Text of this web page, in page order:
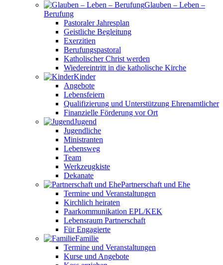
Glauben – Leben –
Berufung
Pastoraler Jahresplan
Geistliche Begleitung
Exerzitien
Berufungspastoral
Katholischer Christ werden
Wiedereintritt in die katholische Kirche
Kinder
Angebote
Lebensfeiern
Qualifizierung und Unterstützung Ehrenamtlicher
Finanzielle Förderung vor Ort
Jugend
Jugendliche
Ministranten
Lebensweg
Team
Werkzeugkiste
Dekanate
Partnerschaft und Ehe
Termine und Veranstaltungen
Kirchlich heiraten
Paarkommunikation EPL/KEK
Lebensraum Partnerschaft
Für Engagierte
Familie
Termine und Veranstaltungen
Kurse und Angebote